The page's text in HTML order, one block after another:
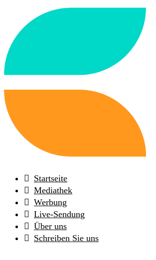
frontpage
Startseite
Mediathek
Werbung
Live-Sendung
Über uns
Schreiben Sie uns